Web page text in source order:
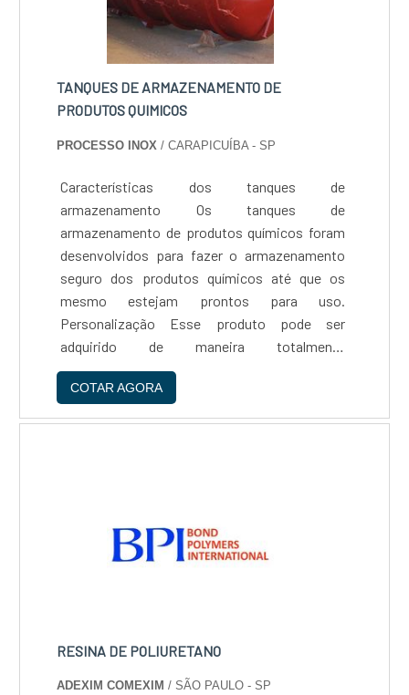
TANQUES DE ARMAZENAMENTO DE
PRODUTOS QUIMICOS
PROCESSO INOX / CARAPICUÍBA - SP
Características dos tanques de
armazenamento Os tanques de
armazenamento de produtos químicos foram
desenvolvidos para fazer o armazenamento
seguro dos produtos químicos até que os
mesmo estejam prontos para uso.
Personalização Esse produto pode ser
adquirido de maneira totalmente
personalizada, com grande variedade de
tamanhos, funções, e recursos extras.
Vantagens do produto - Armazenamento
COTAR AGORA
RESINA DE POLIURETANO
ADEXIM COMEXIM / SÃO PAULO - SP